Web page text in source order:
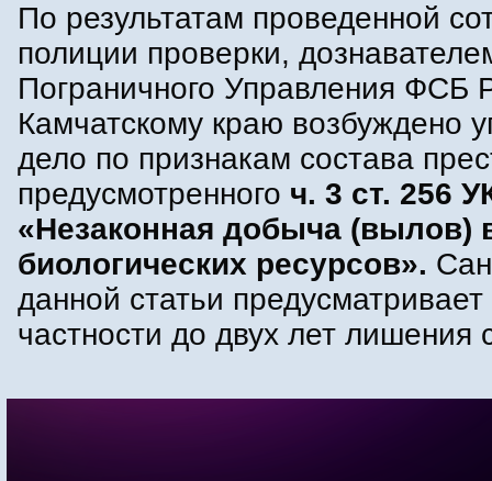
По результатам проведенной
полиции проверки,
Пограничного Управления ФСБ
Камчатскому краю возбуждено
дело по признакам состава
предусмотренного ч. 3 ст. 256
«Незаконная добыча (вылов)
биологических ресурсов».
данной статьи предусматривает
частности до двух лет лишения